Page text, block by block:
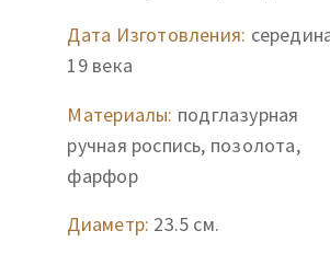
Дата Изготовления:
19 века
Материалы: подглазурная
ручная роспись, позолота,
фарфор
Диаметр: 23.5 см.